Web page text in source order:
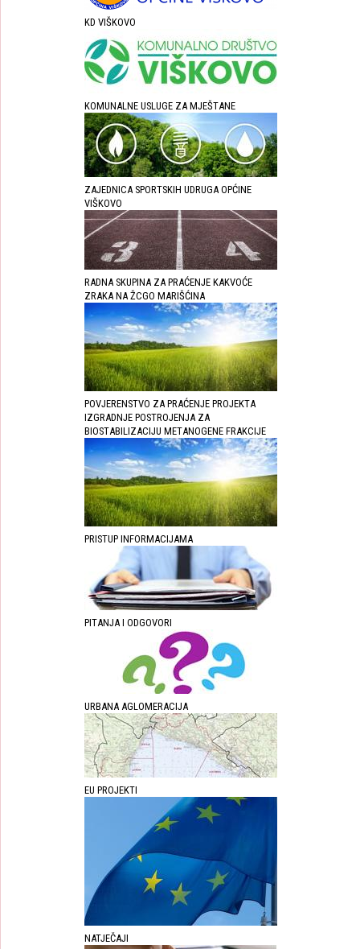
KD VIŠKOVO
KOMUNALNE USLUGE ZA MJEŠTANE
ZAJEDNICA SPORTSKIH UDRUGA OPĆINE
VIŠKOVO
RADNA SKUPINA ZA PRAĆENJE KAKVOĆE
ZRAKA NA ŽCGO MARIŠĆINA
POVJERENSTVO ZA PRAĆENJE PROJEKTA
IZGRADNJE POSTROJENJA ZA
BIOSTABILIZACIJU METANOGENE FRAKCIJE
PRISTUP INFORMACIJAMA
PITANJA I ODGOVORI
URBANA AGLOMERACIJA
EU PROJEKTI
NATJEČAJI